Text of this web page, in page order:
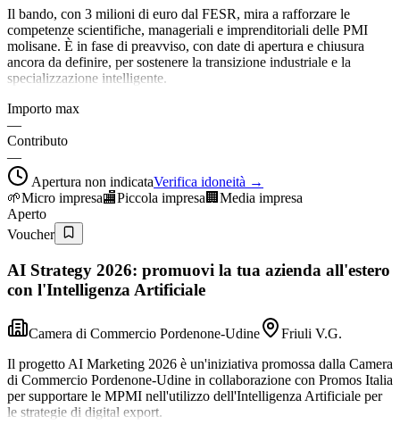
Il bando, con 3 milioni di euro dal FESR, mira a rafforzare le
competenze scientifiche, manageriali e imprenditoriali delle PMI
molisane. È in fase di preavviso, con date di apertura e chiusura
ancora da definire, per sostenere la transizione industriale e la
specializzazione intelligente.
Importo max
—
Contributo
—
Apertura non indicataVerifica idoneità →
🌱Micro impresa🏬Piccola impresa 🏢 Media impresa
Aperto
Voucher
AI Strategy 2026: promuovi la tua azienda all'estero
con l'Intelligenza Artificiale
Camera di Commercio Pordenone-Udine
Friuli V.G.
Il progetto AI Marketing 2026 è un'iniziativa promossa dalla Camera
di Commercio Pordenone-Udine in collaborazione con Promos Italia
per supportare le MPMI nell'utilizzo dell'Intelligenza Artificiale per
le strategie di digital export.